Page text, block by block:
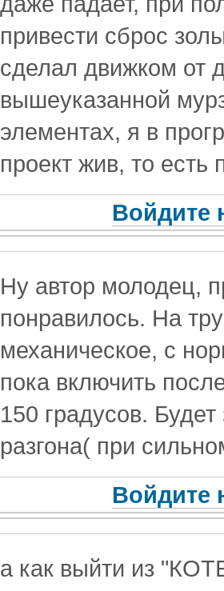
привести сброс
сделал движком от
вышеуказанной
элементах, я в
проект жив, то есть
Войдите
Ну автор молодец,
понравилось. На
механическое, с
пока включить
150 градусов.
разгона( при
Войдите
а как выйти из